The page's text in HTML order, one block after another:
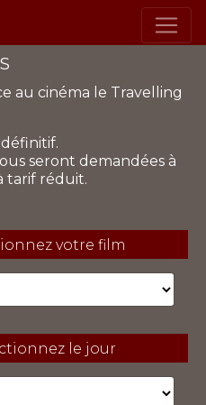
au cinéma le Travelling
seront demandées à
tarif réduit.
votre film
le jour